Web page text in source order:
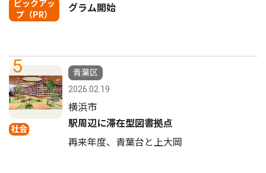
ピックアッ
プ（PR）
グラム開始
5
社会
青葉区
2026.02.19
横浜市
駅周辺に滞在型図書拠点
再来年度、青葉台と上大岡